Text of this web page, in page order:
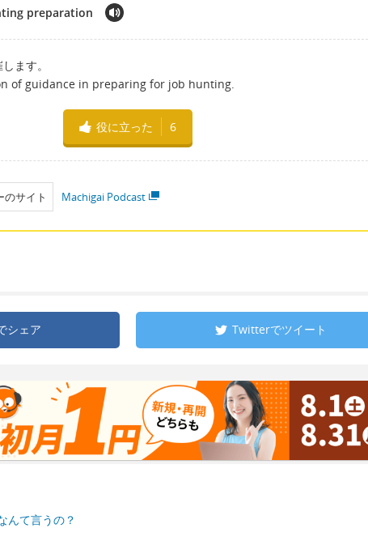
preparation
ます。
of guidance in preparing for job hunting.
役に立った 6
のサイト Machigai Podcast
シェア Twitterでツイート
んて言うの？